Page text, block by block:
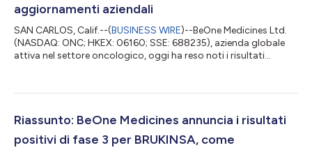
aggiornamenti aziendali
SAN CARLOS, Calif.--(BUSINESS WIRE)--BeOne Medicines Ltd.
(NASDAQ: ONC; HKEX: 06160; SSE: 688235), azienda globale
attiva nel settore oncologico, oggi ha reso noti i risultati
nella lingua di partenza, è la versione ufficiale che fa fede. Le
devono rinviare al testo in lingua originale, che è l'unico giuridic...
Riassunto: BeOne Medicines annuncia i risultati
positivi di fase 3 per BRUKINSA, come